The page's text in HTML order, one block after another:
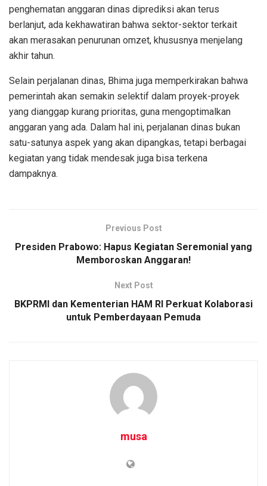
penghematan anggaran dinas diprediksi akan terus
berlanjut, ada kekhawatiran bahwa sektor-sektor terkait
akan merasakan penurunan omzet, khususnya menjelang
akhir tahun.
Selain perjalanan dinas, Bhima juga memperkirakan bahwa
pemerintah akan semakin selektif dalam proyek-proyek
yang dianggap kurang prioritas, guna mengoptimalkan
anggaran yang ada. Dalam hal ini, perjalanan dinas bukan
satu-satunya aspek yang akan dipangkas, tetapi berbagai
kegiatan yang tidak mendesak juga bisa terkena
dampaknya.
Previous Post
Presiden Prabowo: Hapus Kegiatan Seremonial yang
Memboroskan Anggaran!
Next Post
BKPRMI dan Kementerian HAM RI Perkuat Kolaborasi
untuk Pemberdayaan Pemuda
musa